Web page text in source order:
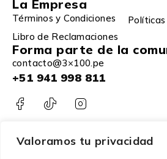
Valoramos tu privacidad
La Empresa
Términos y Condiciones
Libro de Reclamaciones
Forma parte de la
contacto@3×100.pe
+51 941 998 811